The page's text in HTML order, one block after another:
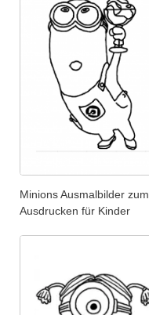
Minions Ausmalbilder zum
Ausdrucken für Kinder